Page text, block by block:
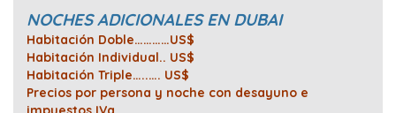
NOCHES ADICIONALES EN DUBAI
Habitación Doble…………US$
Habitación Individual.. US$
Habitación Triple…..…. US$
Precios por persona y noche con desayuno e